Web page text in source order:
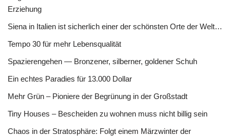
Erziehung
Siena in Italien ist sicherlich einer der schönsten Orte der Welt…
Tempo 30 für mehr Lebensqualität
Spazierengehen — Bronzener, silberner, goldener Schuh
Ein echtes Paradies für 13.000 Dollar
Mehr Grün – Pioniere der Begrünung in der Großstadt
Tiny Houses – Bescheiden zu wohnen muss nicht billig sein
Chaos in der Stratosphäre: Folgt einem Märzwinter der